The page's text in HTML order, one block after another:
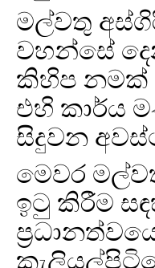
මල්වතු
වහන්සේ
කිහිප නමක්
එහි කාර්ය
සිදුවන
මෙවර
ඉටු කිරීම